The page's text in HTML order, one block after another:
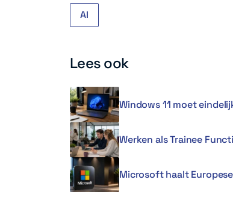
AI
Lees ook
Windows 11 moet
Werken als Trainee
Microsoft haalt